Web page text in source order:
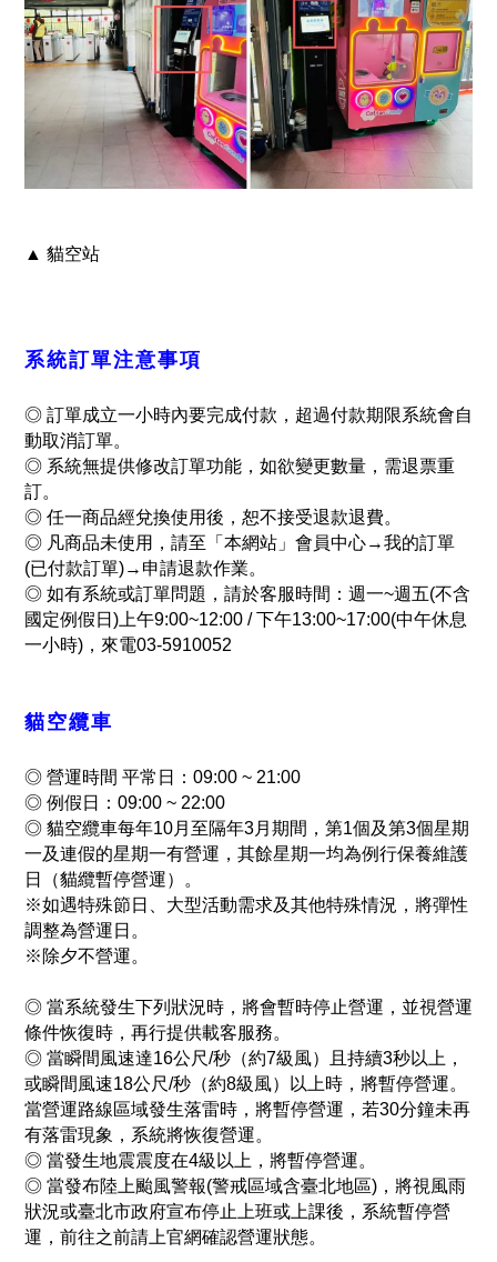
▲ 貓空站
系統訂單注意事項
◎ 訂單成立一小時內要完成付款，超過付款期限系統會自
動取消訂單。
◎ 系統無提供修改訂單功能，如欲變更數量，需退票重
訂。
◎ 任一商品經兌換使用後，恕不接受退款退費。
◎ 凡商品未使用，請至「本網站」會員中心→我的訂單
(已付款訂單)→申請退款作業。
◎ 如有系統或訂單問題，請於客服時間：週一~週五(不含
國定例假日)上午9:00~12:00 / 下午13:00~17:00(中午休息
一小時)，來電03-5910052
貓空纜車
◎ 營運時間 平常日：09:00 ~ 21:00
◎ 例假日：09:00 ~ 22:00
◎ 貓空纜車每年10月至隔年3月期間，第1個及第3個星期
一及連假的星期一有營運，其餘星期一均為例行保養維護
日（貓纜暫停營運）。
※如遇特殊節日、大型活動需求及其他特殊情況，將彈性
調整為營運日。
※除夕不營運。
◎ 當系統發生下列狀況時，將會暫時停止營運，並視營運
條件恢復時，再行提供載客服務。
◎ 當瞬間風速達16公尺/秒（約7級風）且持續3秒以上，
或瞬間風速18公尺/秒（約8級風）以上時，將暫停營運。
當營運路線區域發生落雷時，將暫停營運，若30分鐘未再
有落雷現象，系統將恢復營運。
◎ 當發生地震震度在4級以上，將暫停營運。
◎ 當發布陸上颱風警報(警戒區域含臺北地區)，將視風雨
狀況或臺北市政府宣布停止上班或上課後，系統暫停營
運，前往之前請上官網確認營運狀態。